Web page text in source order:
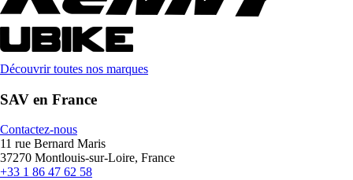
Découvrir toutes nos marques
SAV en France
Contactez-nous
11 rue Bernard Maris
37270 Montlouis-sur-Loire, France
+33 1 86 47 62 58